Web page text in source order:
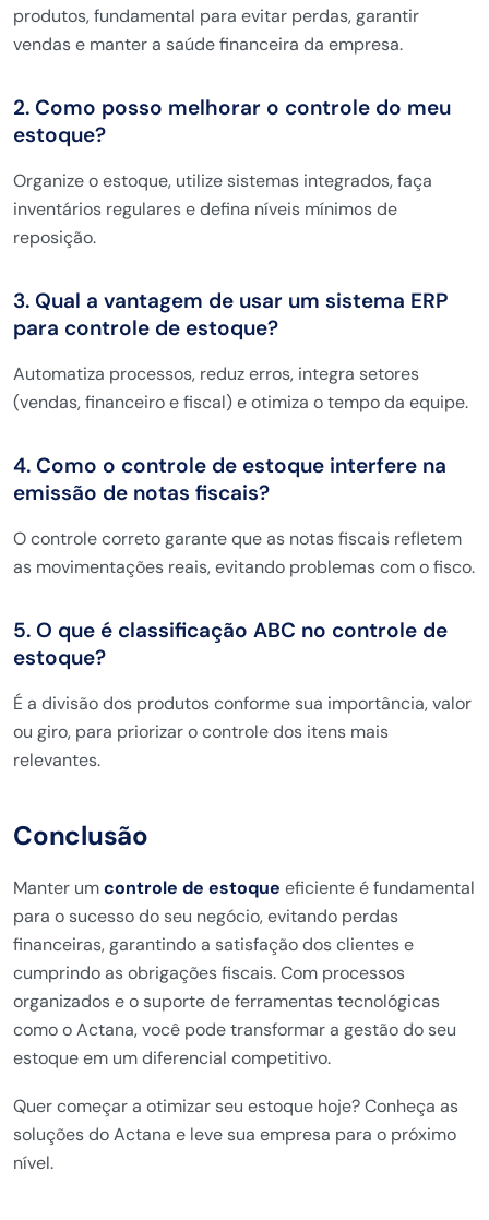
produtos, fundamental para evitar perdas, garantir
vendas e manter a saúde financeira da empresa.
2. Como posso melhorar o controle do meu
estoque?
Organize o estoque, utilize sistemas integrados, faça
inventários regulares e defina níveis mínimos de
reposição.
3. Qual a vantagem de usar um sistema ERP
para controle de estoque?
Automatiza processos, reduz erros, integra setores
(vendas, financeiro e fiscal) e otimiza o tempo da equipe.
4. Como o controle de estoque interfere na
emissão de notas fiscais?
O controle correto garante que as notas fiscais refletem
as movimentações reais, evitando problemas com o fisco.
5. O que é classificação ABC no controle de
estoque?
É a divisão dos produtos conforme sua importância, valor
ou giro, para priorizar o controle dos itens mais
relevantes.
Conclusão
Manter umcontrole de estoque eficiente é fundamental
para o sucesso do seu negócio, evitando perdas
financeiras, garantindo a satisfação dos clientes e
cumprindo as obrigações fiscais. Com processos
organizados e o suporte de ferramentas tecnológicas
como o Actana, você pode transformar a gestão do seu
estoque em um diferencial competitivo.
Quer começar a otimizar seu estoque hoje? Conheça as
soluções do Actana e leve sua empresa para o próximo
nível.